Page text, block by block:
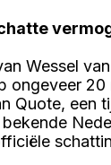
Wessel
ongeveer
Quote, een